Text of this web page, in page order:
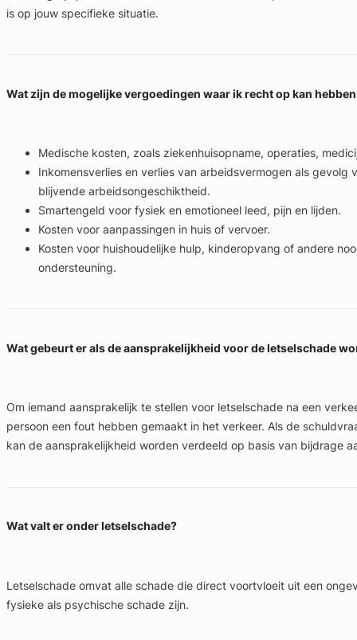
is op jouw specifieke situatie.
Wat zijn de mogelijke vergoedingen waar ik recht op kan
Medische kosten, zoals ziekenhuisopname, operaties,
Inkomensverlies en verlies van arbeidsvermogen als gevolg
blijvende arbeidsongeschiktheid.
Smartengeld voor fysiek en emotioneel leed, pijn en lijden.
Kosten voor aanpassingen in huis of vervoer.
Kosten voor huishoudelijke hulp, kinderopvang of andere
ondersteuning.
Wat gebeurt er als de aansprakelijkheid voor de letselschade
Om iemand aansprakelijk te stellen voor letselschade na een
persoon een fout hebben gemaakt in het verkeer. Als de
kan de aansprakelijkheid worden verdeeld op basis van bijdrage
Wat valt er onder letselschade?
Letselschade omvat alle schade die direct voortvloeit uit een
fysieke als psychische schade zijn.